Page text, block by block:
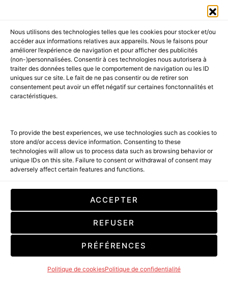
Nous utilisons des technologies telles que les cookies pour stocker et/ou
accéder aux informations relatives aux appareils. Nous le faisons pour
améliorer l’expérience de navigation et pour afficher des publicités
(non-)personnalisées. Consentir à ces technologies nous autorisera à
traiter des données telles que le comportement de navigation ou les ID
uniques sur ce site. Le fait de ne pas consentir ou de retirer son
consentement peut avoir un effet négatif sur certaines fonctonnalités et
caractéristiques.
To provide the best experiences, we use technologies such as cookies to
store and/or access device information. Consenting to these
technologies will allow us to process data such as browsing behavior or
unique IDs on this site. Failure to consent or withdrawal of consent may
adversely affect certain features and functions.
ACCEPTER
REFUSER
PRÉFÉRENCES
Politique de cookiesPolitique de confidentialité
SHOPPING LIST : SELECTIONS
POUR HOMME